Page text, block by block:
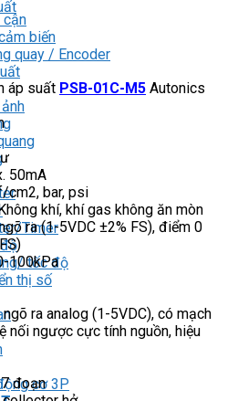
cận
biến
quay / Encoder
Timer
tốc độ
thị số
cơ 3P
áp suất PSB-01C-M5 Autonics
50mA
cm2, bar, psi
khí, khí gas không ăn mòn
ra (1-5VDC ±2% FS), điểm 0
100kPa
ra analog (1-5VDC), có mạch
nối ngược cực tính nguồn, hiệu
đoạn